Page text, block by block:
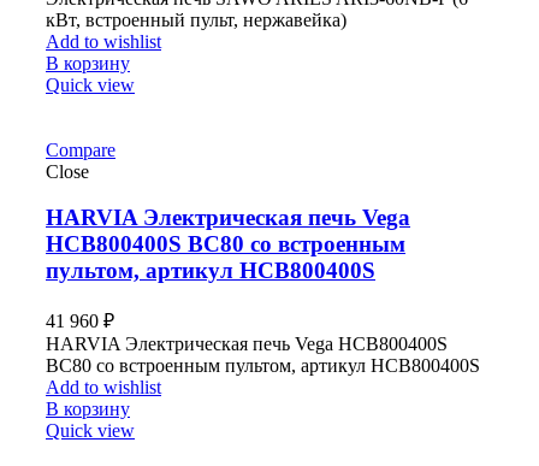
кВт, встроенный пульт, нержавейка)
Add to wishlist
В корзину
Quick view
Compare
Close
HARVIA Электрическая печь Vega
HCB800400S BC80 со встроенным
пультом, артикул HCB800400S
41 960 ₽
HARVIA Электрическая печь Vega HCB800400S
BC80 со встроенным пультом, артикул HCB800400S
Add to wishlist
В корзину
Quick view